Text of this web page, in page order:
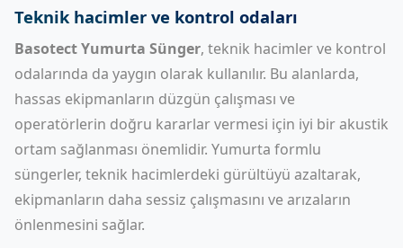
Teknik hacimler ve kontrol odaları
Basotect Yumurta Sünger, teknik hacimler ve kontrol
odalarında da yaygın olarak kullanılır. Bu alanlarda,
hassas ekipmanların düzgün çalışması ve
operatörlerin doğru kararlar vermesi için iyi bir akustik
ortam sağlanması önemlidir. Yumurta formlu
süngerler, teknik hacimlerdeki gürültüyü azaltarak,
ekipmanların daha sessiz çalışmasını ve arızaların
önlenmesini sağlar.